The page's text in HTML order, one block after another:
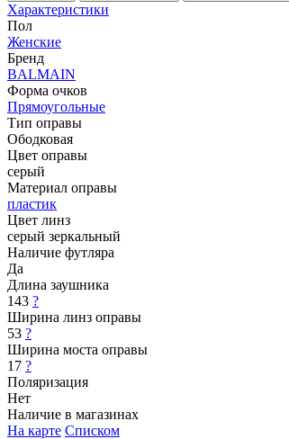
Характеристики
Пол
Женские
Бренд
BALMAIN
Форма очков
Прямоугольные
Тип оправы
Ободковая
Цвет оправы
серый
Материал оправы
пластик
Цвет линз
серый зеркальный
Наличие футляра
Да
Длина заушника
143 ?
Ширина линз оправы
53 ?
Ширина моста оправы
17 ?
Поляризация
Нет
Наличие в магазинах
На карте Списком